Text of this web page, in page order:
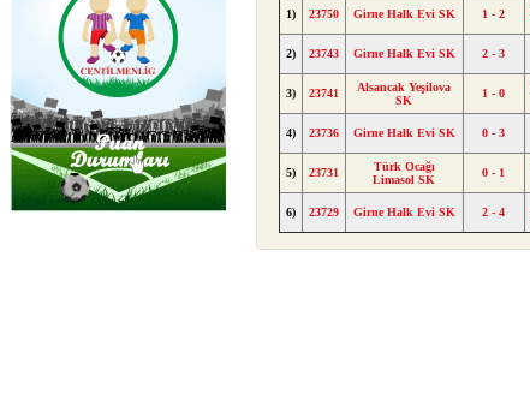
1) 23750 Girne Halk Evi SK 1 - 2
2) 23743 Girne Halk Evi SK 2 - 3
3) 23741
Alsancak Yeşilova
SK
1 - 0
4) 23736 Girne Halk Evi SK 0 - 3
5) 23731
Türk Ocağı
Limasol SK
0 - 1
6) 23729 Girne Halk Evi SK 2 - 4